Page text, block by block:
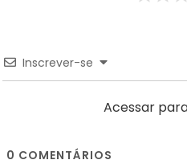
Inscrever-se
Acessar
0 COMENTÁRIOS